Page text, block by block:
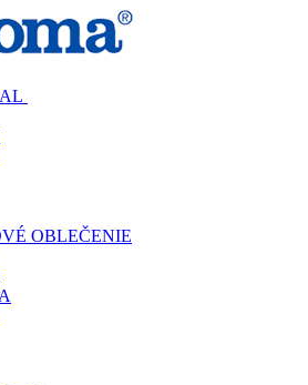
OBLEČENIE